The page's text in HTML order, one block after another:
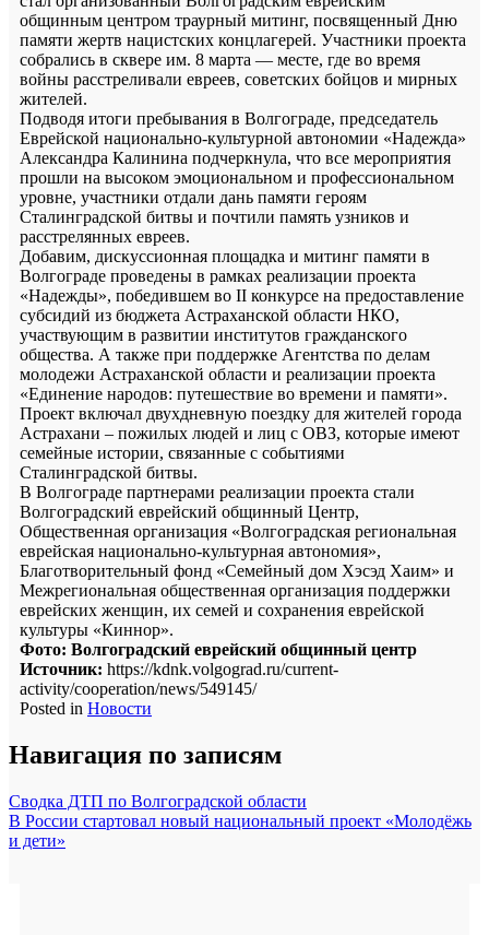
общинным центром траурный митинг, посвященный Дню
памяти жертв нацистских концлагерей. Участники проекта
собрались в сквере им. 8 марта — месте, где во время
войны расстреливали евреев, советских бойцов и мирных
жителей.
Подводя итоги пребывания в Волгограде, председатель
Еврейской национально-культурной автономии «Надежда»
Александра Калинина подчеркнула, что все мероприятия
прошли на высоком эмоциональном и профессиональном
уровне, участники отдали дань памяти героям
Сталинградской битвы и почтили память узников и
расстрелянных евреев.
Добавим, дискуссионная площадка и митинг памяти в
Волгограде проведены в рамках реализации проекта
«Надежды», победившем во II конкурсе на предоставление
субсидий из бюджета Астраханской области НКО,
участвующим в развитии институтов гражданского
общества. А также при поддержке Агентства по делам
молодежи Астраханской области и реализации проекта
«Единение народов: путешествие во времени и памяти».
Проект включал двухдневную поездку для жителей города
Астрахани – пожилых людей и лиц с ОВЗ, которые имеют
семейные истории, связанные с событиями
Сталинградской битвы.
В Волгограде партнерами реализации проекта стали
Волгоградский еврейский общинный Центр,
Общественная организация «Волгоградская региональная
еврейская национально-культурная автономия»,
Благотворительный фонд «Семейный дом Хэсэд Хаим» и
Межрегиональная общественная организация поддержки
еврейских женщин, их семей и сохранения еврейской
культуры «Киннор».
Фото: Волгоградский еврейский общинный центр
Источник: https://kdnk.volgograd.ru/current-
activity/cooperation/news/549145/
Posted in Новости
Навигация по записям
Сводка ДТП по Волгоградской области
В России стартовал новый национальный проект «Молодёжь
и дети»